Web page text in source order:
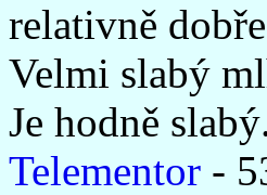
relativně
Velmi slabý
Je hodně
Telementor -